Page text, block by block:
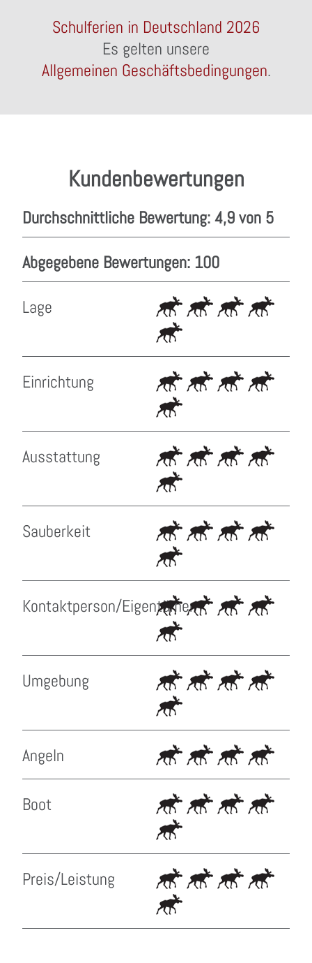
Schulferien in Deutschland 2026
Es gelten unsere
Allgemeinen Geschäftsbedingungen.
Kundenbewertungen
Durchschnittliche Bewertung: 4,9 von 5
Abgegebene Bewertungen: 100
Lage
Einrichtung
Ausstattung
Sauberkeit
Kontaktperson/Eigentümer
Umgebung
Angeln
Boot
Preis/Leistung